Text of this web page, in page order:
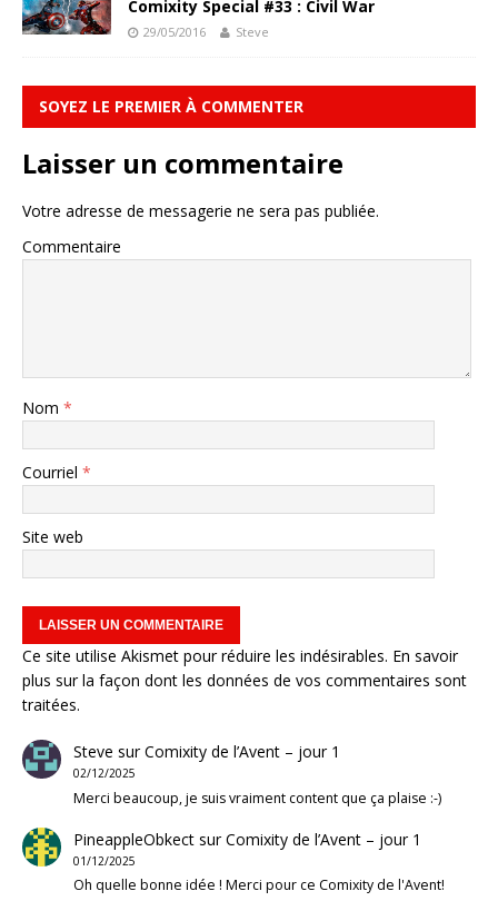
Comixity Special #33 : Civil War
29/05/2016 Steve
SOYEZ LE PREMIER À COMMENTER
Laisser un commentaire
Votre adresse de messagerie ne sera pas publiée.
Commentaire
Nom *
Courriel *
Site web
Ce site utilise Akismet pour réduire les indésirables. En savoir
plus sur la façon dont les données de vos commentaires sont
traitées.
Steve surComixity de l’Avent – jour 1
02/12/2025
Merci beaucoup, je suis vraiment content que ça plaise :-)
PineappleObkectsurComixity de l’Avent – jour 1
01/12/2025
Oh quelle bonne idée ! Merci pour ce Comixity de l'Avent!